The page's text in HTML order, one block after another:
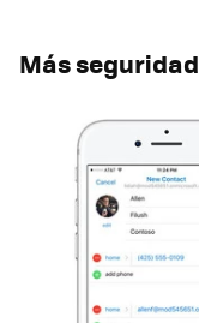
Más seguridad